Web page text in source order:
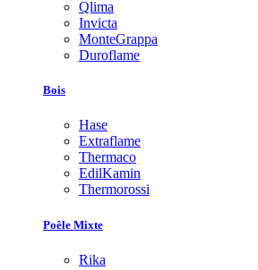
Qlima
Invicta
MonteGrappa
Duroflame
Bois
Hase
Extraflame
Thermaco
EdilKamin
Thermorossi
Poêle Mixte
Rika